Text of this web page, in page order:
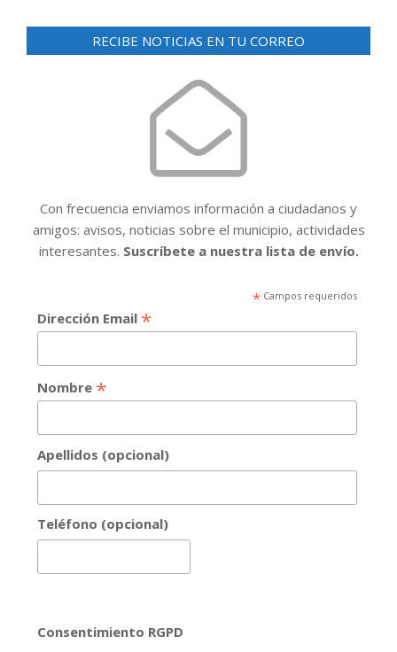
RECIBE NOTICIAS EN TU CORREO
Con frecuencia enviamos información a ciudadanos y
amigos: avisos, noticias sobre el municipio, actividades
interesantes. Suscríbete a nuestra lista de envío.
*Campos requeridos
Dirección Email *
Nombre *
Apellidos (opcional)
Teléfono (opcional)
Consentimiento RGPD